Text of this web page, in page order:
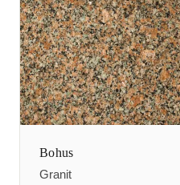
Bohus
Granit